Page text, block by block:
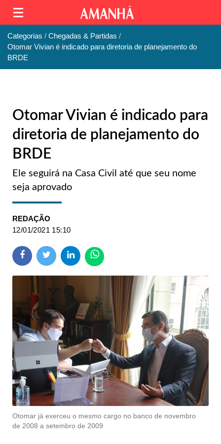
Categorias
Chegadas & Partidas
Otomar Vivian é indicado para diretoria de planejamento do
BRDE
Otomar Vivian é indicado para
diretoria de planejamento do
BRDE
Ele seguirá na Casa Civil até que seu nome
seja aprovado
REDAÇÃO
12/01/2021 15:10
Otomar já exerceu o mesmo cargo no banco de novembro
de 2008 a setembro de 2009